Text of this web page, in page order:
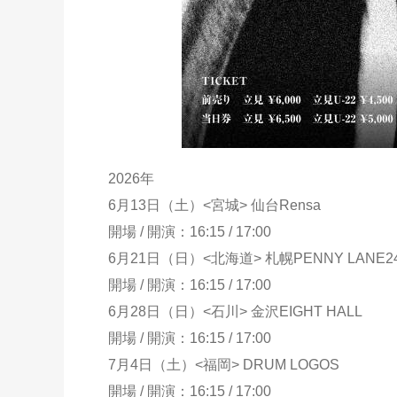
2026年
6月13日（土）<宮城> 仙台Rensa
開場 / 開演：16:15 / 17:00
6月21日（日）<北海道> 札幌PENNY
開場 / 開演：16:15 / 17:00
6月28日（日）<石川> 金沢EIGHT HALL
開場 / 開演：16:15 / 17:00
7月4日（土）<福岡> DRUM LOGOS
開場 / 開演：16:15 / 17:00